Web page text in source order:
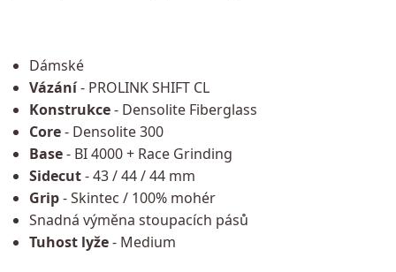
Dámské
Vázání- PROLINK SHIFT CL
Konstrukce- Densolite Fiberglass
Core- Densolite 300
Base- BI 4000 + Race Grinding
Sidecut- 43 / 44 / 44 mm
Grip- Skintec / 100% mohér
Snadná výměna stoupacích pásů
Tuhost lyže- Medium